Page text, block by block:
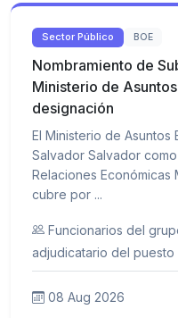
Sector Público BOE
Nombramiento de
Ministerio de
designación
El Ministerio de Asuntos
Salvador Salvador
Relaciones Económicas
cubre por ...
Funcionarios del
adjudicatario del puesto
08 Aug 2026